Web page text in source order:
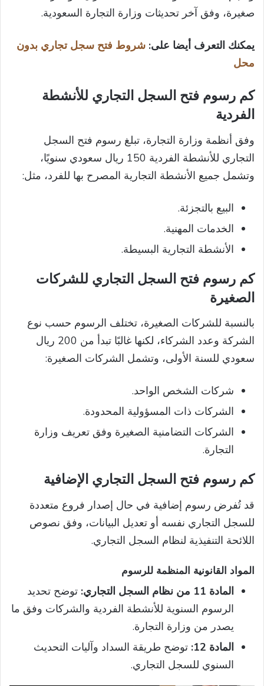
صغيرة، وفق آخر تحديثات وزارة التجارة السعودية.
يمكنك التعرف أيضا على: شروط فتح سجل تجاري بدون
محل​
كم رسوم فتح السجل التجاري للأنشطة
الفردية
وفق أنظمة وزارة التجارة، تبلغ رسوم فتح السجل
التجاري للأنشطة الفردية 150 ريال سعودي سنويًا،
وتشمل جميع الأنشطة التجارية المصرح بها للفرد، مثل:
البيع بالتجزئة.
الخدمات المهنية.
الأنشطة التجارية البسيطة.
كم رسوم فتح السجل التجاري للشركات
الصغيرة
بالنسبة للشركات الصغيرة، تختلف الرسوم حسب نوع
الشركة وعدد الشركاء، لكنها غالبًا تبدأ من 200 ريال
سعودي للسنة الأولى، وتشمل الشركات الصغيرة:
شركات الشخص الواحد.
الشركات ذات المسؤولية المحدودة.
الشركات التضامنية الصغيرة وفق تعريف وزارة
التجارة.
كم رسوم فتح السجل التجاري الإضافية
قد تُفرض رسوم إضافية في حال إصدار فروع متعددة
للسجل التجاري نفسه أو تعديل البيانات، وفق نصوص
اللائحة التنفيذية لنظام السجل التجاري.
المواد القانونية المنظمة للرسوم
المادة 11 من نظام السجل التجاري:
توضح تحديد
الرسوم السنوية للأنشطة الفردية والشركات وفق ما
يصدر من وزارة التجارة.
المادة 12:
توضح طريقة السداد وآليات التحديث
السنوي للسجل التجاري.